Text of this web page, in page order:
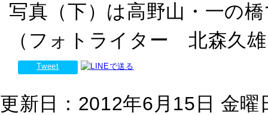
写真（下）は高野山・一の
（フォトライター 北森久
Tweet
更新日：2012年6月15日 金曜